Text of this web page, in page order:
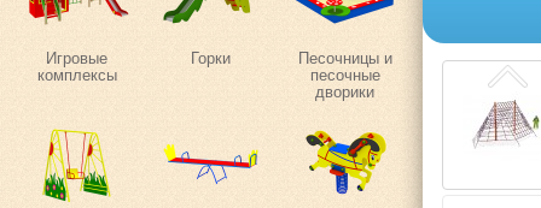
Игровые
комплексы
Горки
Песочницы и
песочные
дворики